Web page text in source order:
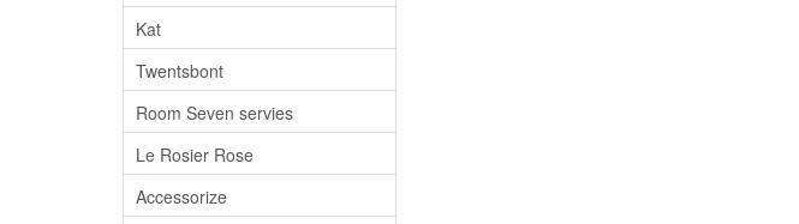
Kat
Twentsbont
Room Seven servies
Le Rosier Rose
Accessorize